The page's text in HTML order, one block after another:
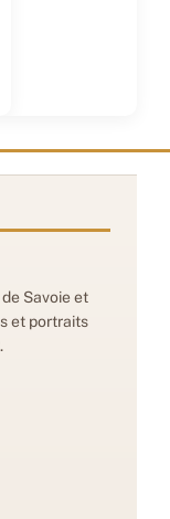
Savoie et
et portraits